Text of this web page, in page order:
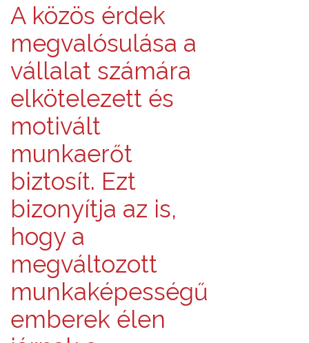
A közös érdek
megvalósulása a
vállalat számára
elkötelezett és
motivált
munkaerőt
biztosít. Ezt
bizonyítja az is,
hogy a
megváltozott
munkaképességű
emberek élen